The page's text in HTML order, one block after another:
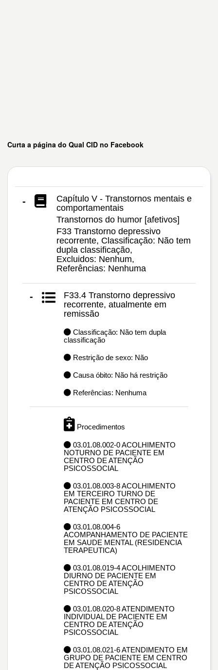
Curta a página do Qual CID no Facebook
-
Capítulo V - Transtornos mentais e
comportamentais
Transtornos do humor [afetivos]
F33 Transtorno depressivo
recorrente, Classificação: Não tem
dupla classificação,
Excluidos: Nenhum,
Referências: Nenhuma
-
F33.4 Transtorno depressivo
recorrente, atualmente em
remissão
Classificação: Não tem dupla
classificação
Restrição de sexo: Não
Causa óbito: Não há restrição
Referências: Nenhuma
Procedimentos
03.01.08.002-0 ACOLHIMENTO
NOTURNO DE PACIENTE EM
CENTRO DE ATENÇÃO
PSICOSSOCIAL
03.01.08.003-8 ACOLHIMENTO
EM TERCEIRO TURNO DE
PACIENTE EM CENTRO DE
ATENÇÃO PSICOSSOCIAL
03.01.08.004-6
ACOMPANHAMENTO DE PACIENTE
EM SAUDE MENTAL (RESIDENCIA
TERAPEUTICA)
03.01.08.019-4 ACOLHIMENTO
DIURNO DE PACIENTE EM
CENTRO DE ATENÇÃO
PSICOSSOCIAL
03.01.08.020-8 ATENDIMENTO
INDIVIDUAL DE PACIENTE EM
CENTRO DE ATENÇÃO
PSICOSSOCIAL
03.01.08.021-6 ATENDIMENTO EM
GRUPO DE PACIENTE EM CENTRO
DE ATENÇÃO PSICOSSOCIAL